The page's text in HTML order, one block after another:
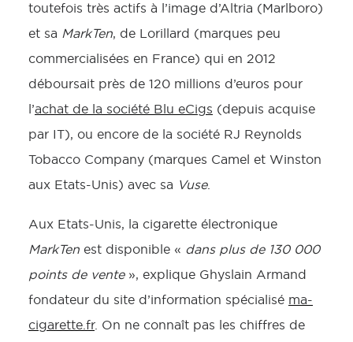
toutefois très actifs à l’image d’Altria (Marlboro)
et sa MarkTen, de Lorillard (marques peu
commercialisées en France) qui en 2012
déboursait près de 120 millions d’euros pour
l’achat de la société Blu eCigs (depuis acquise
par IT), ou encore de la société RJ Reynolds
Tobacco Company (marques Camel et Winston
aux Etats-Unis) avec sa Vuse.
Aux Etats-Unis, la cigarette électronique
MarkTen est disponible « dans plus de 130 000
points de vente», explique Ghyslain Armand
fondateur du site d’information spécialisé ma-
cigarette.fr. On ne connaît pas les chiffres de